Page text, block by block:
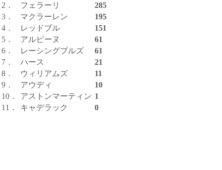
2．
フェラーリ
285
3．
マクラーレン
195
4．
レッドブル
151
5．
アルピーヌ
61
6．
レーシングブルズ
61
7．
ハース
21
8．
ウィリアムズ
11
9．
アウディ
10
10．
アストンマーティン 1
11．
キャデラック 0